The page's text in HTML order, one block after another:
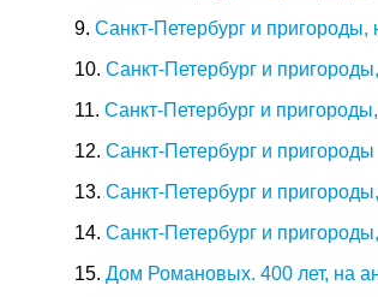
9. Санкт-Петербург и пригороды,
10. Санкт-Петербург и
11. Санкт-Петербург и
12. Санкт-Петербург и пригороды
13. Санкт-Петербург и
14. Санкт-Петербург и
15. Дом Романовых. 400 лет, на